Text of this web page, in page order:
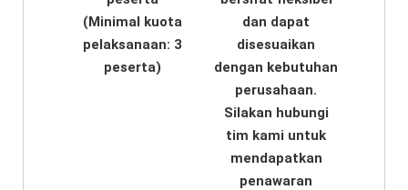
(Minimal kuota
pelaksanaan: 3
peserta)
dan dapat
disesuaikan
dengan kebutuhan
perusahaan.
Silakan hubungi
tim kami untuk
mendapatkan
penawaran